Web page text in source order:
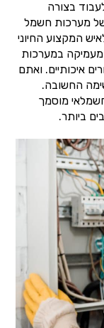
בצורה
מערכות חשמל
המקצוע החיוני
מעמיקה במערכות
איכותיים. ואתם
החשובה.
מוסמך
ביותר.